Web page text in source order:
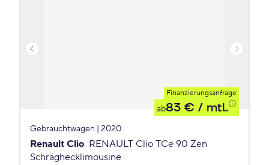
Finanzierungsanfrage
ab83 € / mtl.
Gebrauchtwagen | 2020
Renault Clio RENAULT Clio TCe 90 Zen
Schräghecklimousine